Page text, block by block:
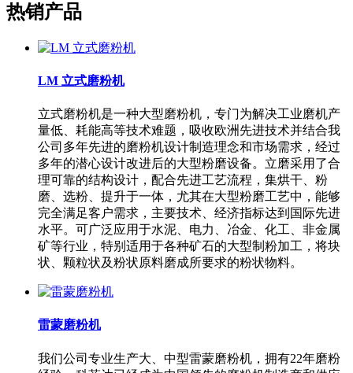
热销产品
LM 立式磨粉机
立式磨粉机是一种大型磨粉机，专门为解决工业磨机产
量低、耗能高等技术难题，吸收欧洲先进技术并结合我
公司多年先进的磨粉机设计制造理念和市场需求，经过
多年的潜心设计改进后的大型粉磨设备。立磨采用了合
理可靠的结构设计，配合先进工艺流程，集烘干、粉
磨、选粉、提升于一体，尤其在大型粉磨工艺中，能够
完全满足客户需求，主要技术、经济指标达到国际先进
水平。可广泛应用于水泥、电力、冶金、化工、非金属
矿等行业，特别适用于各种矿石的大型制粉加工，将块
状、颗粒状及粉状原料磨成所要求的粉状物料。
雷蒙磨粉机
我们公司专业生产大、中型雷蒙磨粉机，拥有22年磨粉